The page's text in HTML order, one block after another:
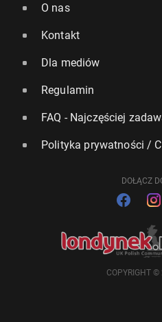
O nas
Kontakt
Dla mediów
Regulamin
FAQ - Najczęściej
Polityka prywatności /
DOŁĄCZ
COPYRIGHT